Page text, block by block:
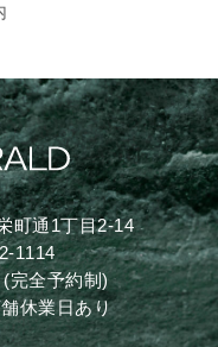
町通1丁目2-14
1114
完全予約制)
休業日あり